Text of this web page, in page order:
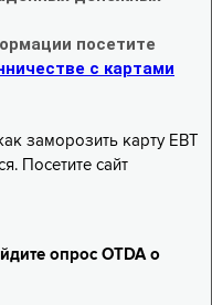
посетите
с картами
заморозить карту EBT
Посетите сайт
опрос OTDA о